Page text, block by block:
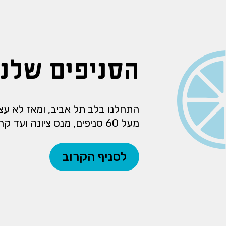
הסניפים
התחלנו בלב תל אביב, ומאז לא
מעל 60 סניפים, מנס ציונה ועד קרית ביאליק.
לסניף הקרוב